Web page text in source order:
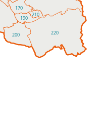
220
210
200
190
170